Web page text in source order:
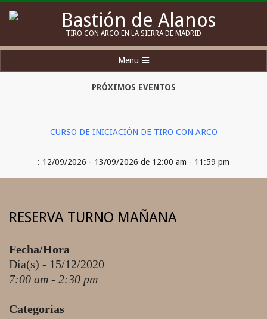
Bastión
de
Alanos
TIRO CON ARCO EN LA SIERRA DE MADRID
Navigation
Menu
PRÓXIMOS EVENTOS
CURSO DE INICIACIÓN DE TIRO CON ARCO
: 12/09/2026 - 13/09/2026 de 12:00 am - 11:59 pm
RESERVA TURNO MAÑANA
Fecha/Hora
Día(s) - 15/12/2020
7:00 am - 2:30 pm
Categorías